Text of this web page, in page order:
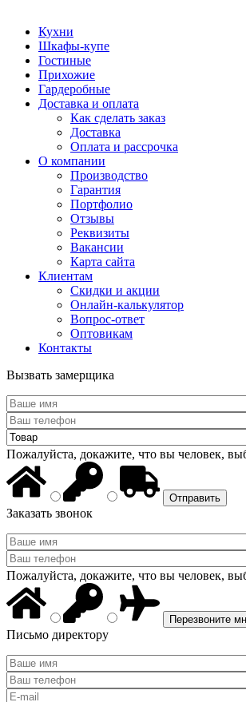
Кухни
Шкафы-купе
Гостиные
Прихожие
Гардеробные
Доставка и оплата
Как сделать заказ
Доставка
Оплата и рассрочка
О компании
Производство
Гарантия
Портфолио
Отзывы
Реквизиты
Вакансии
Карта сайта
Клиентам
Скидки и акции
Онлайн-калькулятор
Вопрос-ответ
Оптовикам
Контакты
Вызвать замерщика
Пожалуйста, докажите, что вы человек,
Заказать звонок
Пожалуйста, докажите, что вы человек,
Письмо директору